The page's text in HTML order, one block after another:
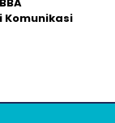
Komunikasi